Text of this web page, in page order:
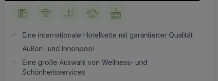
Eine internationale Hotelkette mit garantierter Qualität
Außen- und Innenpool
Eine große Auswahl von Wellness- und
Schönheitsservices